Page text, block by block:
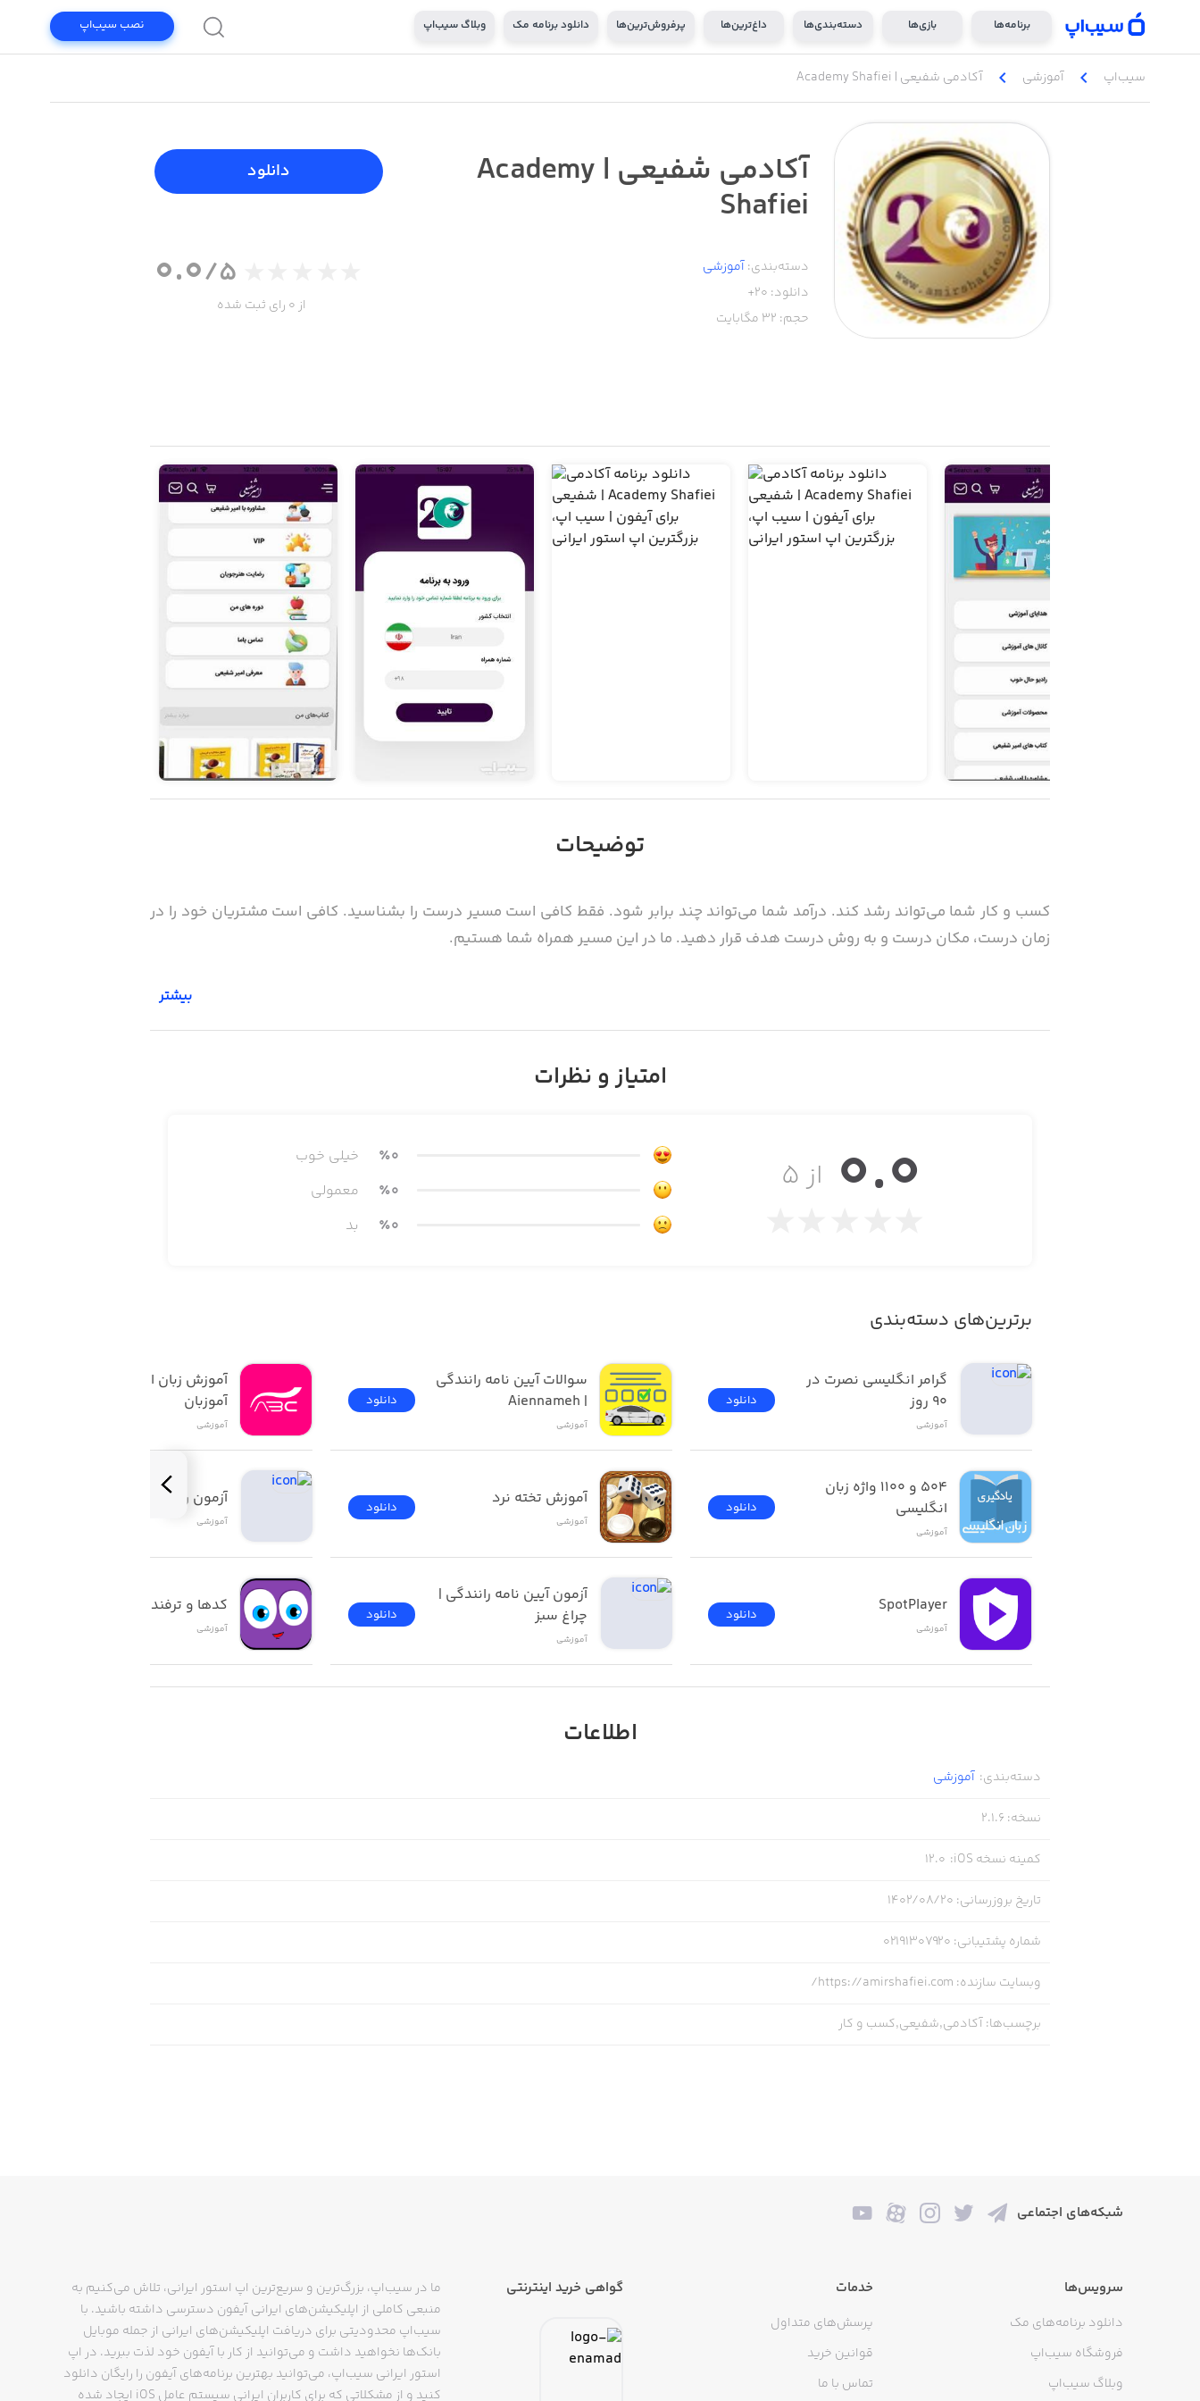
برنامه‌ها بازی‌ها دسته‌بندی‌ها داغ‌ترین‌ها پرفروش‌ترین‌ها دانلود برنامه مک وبلاگ سیب‌اپ نصب سیب‌اپ
سیب‌اپ chevron_left آموزشی chevron_left آکادمی شفیعی | Academy Shafiei
آکادمی شفیعی | Academy
Shafiei
دسته‌بندی:آموزشی
دانلود: 20+
حجم: 32 مگابایت
دانلود
0.0/5
از 0 رای ثبت شده
توضیحات
کسب و کار شما می‌تواند رشد کند. درآمد شما می‌تواند چند برابر شود. فقط کافی است مسیر درست را بشناسید. کافی است مشتریان خود را در
زمان درست، مکان درست و به روش درست هدف قرار دهید. ما در این مسیر همراه شما هستیم.
بیشتر
امتیاز و نظرات
از ۵ 0.0 ٪0
خیلی خوب
٪0
معمولی
٪0 بد
برترین‌های دسته‌بندی
٩٠ روز
آموزشی
دانلود
انگلیسی
آموزشی
دانلود
SpotPlayer
آموزشی
دانلود
| Aiennameh
آموزشی
دانلود
آموزش تخته نرد
آموزشی
دانلود
چراغ سبز
آموزشی
دانلود
آموزبان
آموزشی
آزمون راهنمایی و رانندگی
آموزشی
کدها و ترفندهای ios
آموزشی
اطلاعات
دسته‌بندی: آموزشی
نسخه:
2.1.6
کمینه نسخه iOS :
12.0
تاریخ بروزرسانی: ۱۴۰۲/۰۸/۲۰
شماره پشتیبانی:
02191307920
وبسایت سازنده:
https://amirshafiei.com/
برچسب‌ها:آکادمی,شفیعی,کسب و کار
شبکه‌های اجتماعی
سرویس‌ها
دانلود برنامه‌های مک
فروشگاه سیب‌اپ
وبلاگ سیب‌اپ
خدمات
پرسش‌های متداول
قوانین خرید
تماس با ما
گواهی خرید اینترنتی
ما در سیب‌اپ، بزرگ‌ترین و سریع‌ترین اپ استور ایرانی، تلاش می‌کنیم به
منبعی کاملی از اپلیکیشن‌های ایرانی آیفون دسترسی داشته باشید. با
سیب‌اپ محدودیتی برای دریافت اپلیکیشن‌های ایرانی از جمله موبایل
بانک‌ها نخواهید داشت و می‌توانید از کار با آیفون خود لذت ببرید. در اپ
استور ایرانی سیب‌اپ، می‌توانید بهترین برنامه‌های آیفون را رایگان دانلود
کنید و از مشکلاتی که برای کاربران ایرانی سیستم عامل iOS ایجاد شده